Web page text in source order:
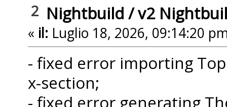
2 Nightbuild /v2
« il: Luglio 18, 2026, 09:14:20
- fixed error importing
x-section;
- fixed error generating